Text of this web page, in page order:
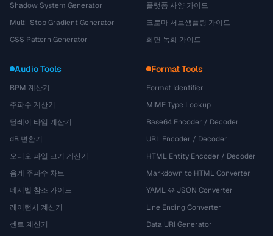
Shadow System Generator
Multi-Stop Gradient Generator
CSS Pattern Generator
플랫폼 사양 가이드
크로마 서브샘플링 가이드
화면 녹화 가이드
Audio Tools
BPM 계산기
주파수 계산기
딜레이 타임 계산기
dB 변환기
오디오 파일 크기 계산기
음계 주파수 차트
데시벨 참조 가이드
레이턴시 계산기
센트 계산기
Format Tools
Format Identifier
MIME Type Lookup
Base64 Encoder / Decoder
URL Encoder / Decoder
HTML Entity Encoder / Decoder
Markdown to HTML Converter
YAML ↔ JSON Converter
Line Ending Converter
Data URI Generator